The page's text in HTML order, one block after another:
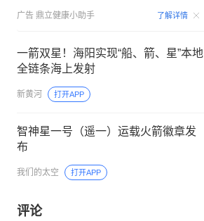
广告 鼎立健康小助手 了解详情
一箭双星！海阳实现“船、箭、星”本地
全链条海上发射
新黄河 打开APP
智神星一号（遥一）运载火箭徽章发
布
我们的太空 打开APP
评论